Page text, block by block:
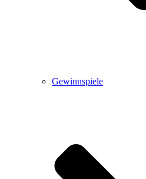
Gewinnspiele